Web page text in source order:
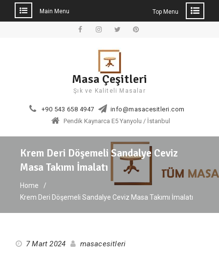
Main Menu Top Menu
Masa Çeşitleri
Şık ve Kaliteli Masalar
+90 543 658 4947
info@masacesitleri.com
Pendik Kaynarca E5 Yanyolu / İstanbul
Krem Deri Döşemeli Sandalye Ceviz
Masa Takımı İmalatı
Home
Krem Deri Döşemeli Sandalye Ceviz Masa Takımı İmalatı
7 Mart 2024 masacesitleri